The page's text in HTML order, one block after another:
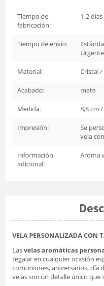
Tiempo de
fabricación:
1-2
Tiempo de envío:
Material: Cristal
Acabado: mate
Medida: 8,8 cm
Impresión:
Se
vela
Información
adicional:
Aroma
VELA PERSONALIZADA CON
Lasvelas aromáticas
regalar en cualquier ocasión
comuniones, aniversarios, día
velas son un detalle único que